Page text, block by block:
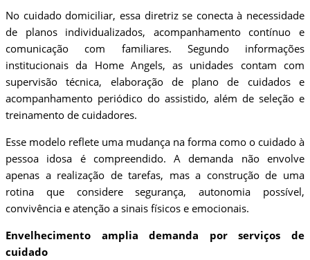
No cuidado domiciliar, essa diretriz se conecta à necessidade
de planos individualizados, acompanhamento contínuo e
comunicação com familiares. Segundo informações
institucionais da Home Angels, as unidades contam com
supervisão técnica, elaboração de plano de cuidados e
acompanhamento periódico do assistido, além de seleção e
treinamento de cuidadores.
Esse modelo reflete uma mudança na forma como o cuidado à
pessoa idosa é compreendido. A demanda não envolve
apenas a realização de tarefas, mas a construção de uma
rotina que considere segurança, autonomia possível,
convivência e atenção a sinais físicos e emocionais.
Envelhecimento amplia demanda por serviços de
cuidado